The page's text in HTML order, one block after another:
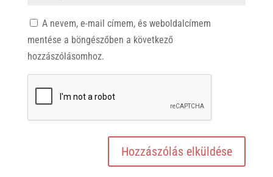
A nevem, e-mail címem, és weboldalcímem
mentése a böngészőben a következő
hozzászólásomhoz.